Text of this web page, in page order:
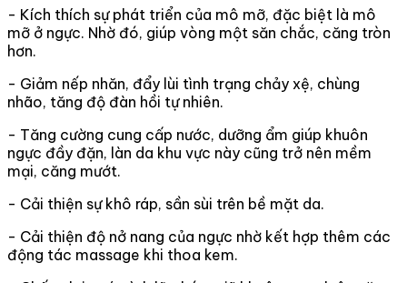
- Kích thích sự phát triển của mô mỡ, đặc biệt là mô
mỡ ở ngực. Nhờ đó, giúp vòng một săn chắc, căng tròn
hơn.
- Giảm nếp nhăn, đẩy lùi tình trạng chảy xệ, chùng
nhão, tăng độ đàn hồi tự nhiên.
- Tăng cường cung cấp nước, dưỡng ẩm giúp khuôn
ngực đầy đặn, làn da khu vực này cũng trở nên mềm
mại, căng mướt.
- Cải thiện sự khô ráp, sần sùi trên bề mặt da.
- Cải thiện độ nở nang của ngực nhờ kết hợp thêm các
động tác massage khi thoa kem.